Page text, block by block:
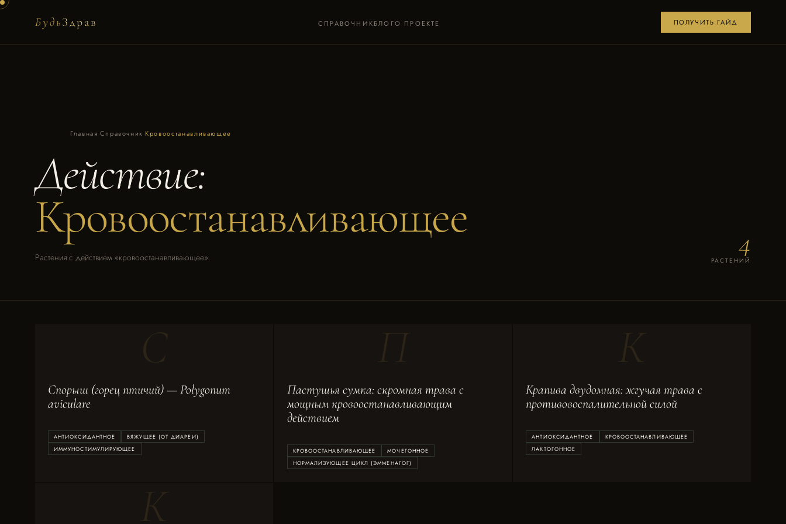
БудьЗдрав СПРАВОЧНИКБЛОГО ПРОЕКТЕ ПОЛУЧИТЬ ГАЙД
Главная·Справочник·Кровоостанавливающее
Действие:
Кровоостанавливающее
Растения с действием «кровоостанавливающее» 4
РАСТЕНИЙ
Спорыш (горец птичий) — Polygonum
aviculare
АНТИОКСИДАНТНОЕ
ВЯЖУЩЕЕ (ОТ ДИАРЕИ)
ИММУНОСТИМУЛИРУЮЩЕЕ
Пастушья сумка: скромная трава с
мощным кровоостанавливающим
действием
КРОВООСТАНАВЛИВАЮЩЕЕ
МОЧЕГОННОЕ
НОРМАЛИЗУЮЩЕЕ ЦИКЛ (ЭММЕНАГОГ)
Крапива двудомная: жгучая трава с
противовоспалительной силой
АНТИОКСИДАНТНОЕ
КРОВООСТАНАВЛИВАЮЩЕЕ
ЛАКТОГОННОЕ